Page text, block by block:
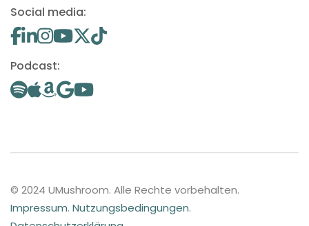
Social media:
Podcast:
© 2024 UMushroom. Alle Rechte vorbehalten.
Impressum. Nutzungsbedingungen.